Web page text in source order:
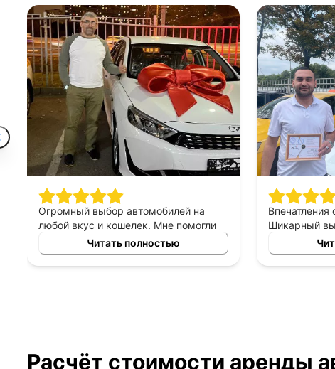
Огромный выбор автомобилей на
любой вкус и кошелек. Мне помогли
найти машину, которая идеально
подходит для моих потребностей.
Отдельное спасибо менеджеру за
Читать полностью
Впечатления
Шикарный
персонал
хорошее,
терпеливые,
Расчёт стоимости аренды